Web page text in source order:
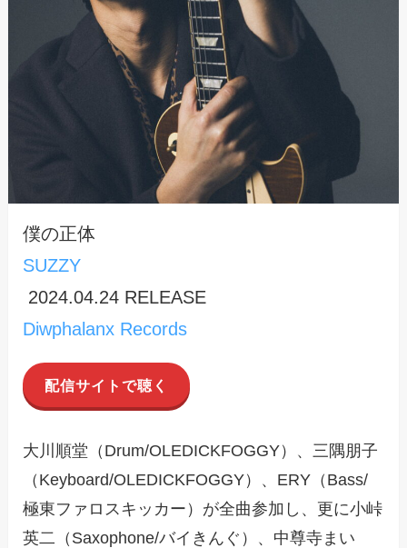
僕の正体
SUZZY
2024.04.24 RELEASE
Diwphalanx Records
配信サイトで聴く
大川順堂（Drum/OLEDICKFOGGY）、三隅朋子
（Keyboard/OLEDICKFOGGY）、ERY（Bass/
極東ファロスキッカー）が全曲参加し、更に小峠
英二（Saxophone/バイきんぐ）、中尊寺まい